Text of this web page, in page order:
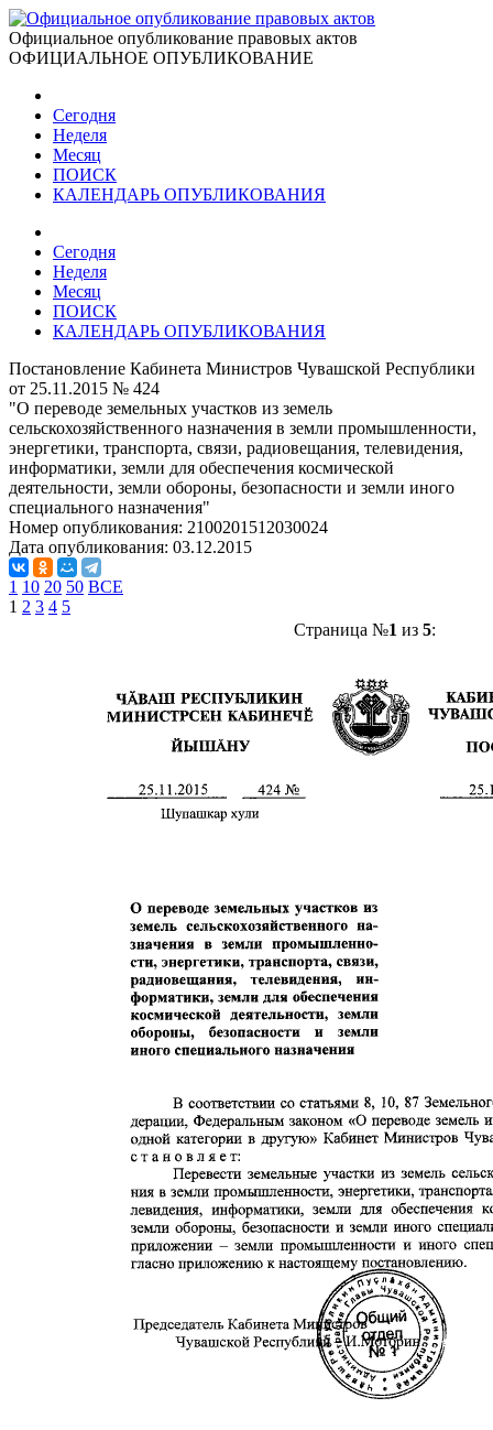
Официальное опубликование правовых актов
ОФИЦИАЛЬНОЕ ОПУБЛИКОВАНИЕ
Сегодня
Неделя
Месяц
ПОИСК
КАЛЕНДАРЬ ОПУБЛИКОВАНИЯ
Сегодня
Неделя
Месяц
ПОИСК
КАЛЕНДАРЬ ОПУБЛИКОВАНИЯ
Постановление Кабинета Министров Чувашской Республики
от 25.11.2015 № 424
"О переводе земельных участков из земель
сельскохозяйственного назначения в земли промышленности,
энергетики, транспорта, связи, радиовещания, телевидения,
информатики, земли для обеспечения космической
деятельности, земли обороны, безопасности и земли иного
специального назначения"
Номер опубликования: 2100201512030024
Дата опубликования: 03.12.2015
1 10 20 50 ВСЕ
1 2 3 4 5
Страница №1 из 5: